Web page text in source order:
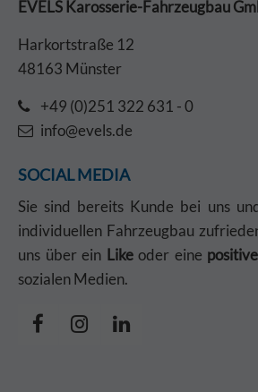
EVELS Karosserie-Fahrzeugbau
Harkortstraße 12
48163 Münster
+49 (0)251 322 631 - 0
info@evels.de
SOCIAL MEDIA
Sie sind bereits Kunde bei uns
individuellen Fahrzeugbau
uns über ein Likeoder eine
sozialen Medien.